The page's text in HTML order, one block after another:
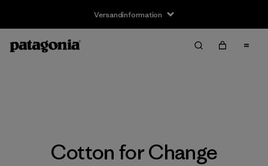
Versandinformation
Cotton for Change